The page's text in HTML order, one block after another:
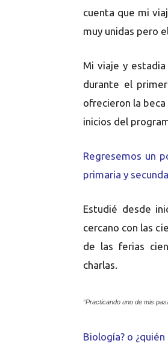
cuenta que mi
muy unidas pero
Mi viaje y
durante el
ofrecieron la
inicios del
Regresemos un
primaria y
Estudié desde
cercano con las
de las ferias
charlas.
“Practicando uno de mis
Biología? o